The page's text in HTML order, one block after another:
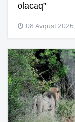
olacaq”
08 Avqust